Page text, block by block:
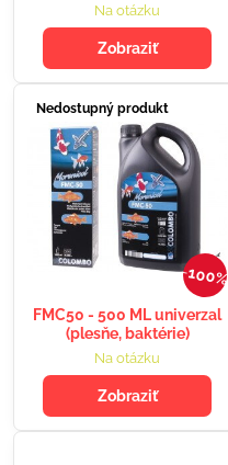
Na otázku
Zobraziť
100%
Nedostupný produkt
FMC50 - 500 ML univerzal
(plesňe, baktérie)
Na otázku
Zobraziť